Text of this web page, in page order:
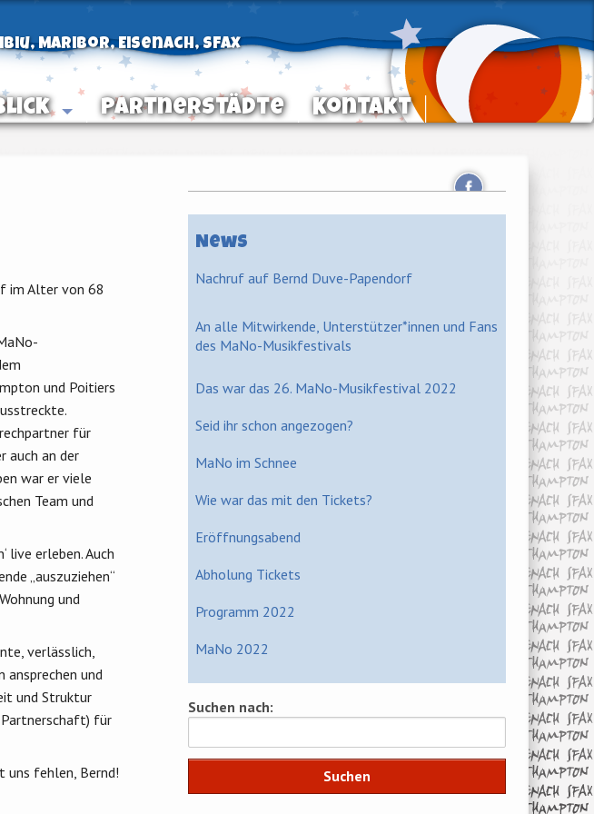
Maribor, Eisenach, Sfax
Partnerstädte Kontakt
im Alter von 68
und Poitiers
für
auch an der
war er viele
Team und
live erleben. Auch
„auszuziehen“
und
verlässlich,
und
und Struktur
Partnerschaft) für
uns fehlen, Bernd!
News
Nachruf auf Bernd Duve-Papendorf
An alle Mitwirkende, Unterstützer*innen und Fans
des MaNo-Musikfestivals
Das war das 26. MaNo-Musikfestival 2022
Seid ihr schon angezogen?
MaNo im Schnee
Wie war das mit den Tickets?
Eröffnungsabend
Abholung Tickets
Programm 2022
MaNo 2022
Suchen nach: